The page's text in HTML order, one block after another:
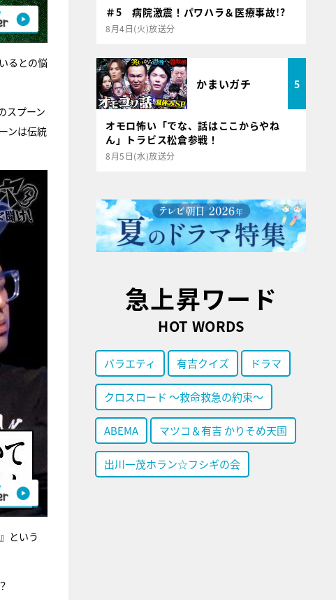
るとの悩
スプーン
ンは伝統
という
＃5 病院激震！パワハラ＆医療事故!?
8月4日(火)放送分
かまいガチ 5
オモロ怖い「でな、話はここからやね
ん」トラビス松倉参戦！
8月5日(水)放送分
急上昇ワード
HOT WORDS
バラエティ 有吉クイズ ドラマ
クロスロード ～救命救急の約束～
ABEMA マツコ＆有吉 かりそめ天国
出川一茂ホラン☆フシギの会